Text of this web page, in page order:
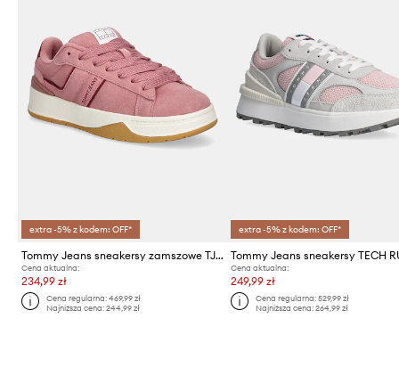
extra -5% z kodem: OFF*
Tommy Jeans sneakersy zamszowe TJW SKATE SNEAKER
Cena aktualna:
234,99 zł
Cena regularna:469,99 zł
Najniższa cena:244,99 zł
extra -5% z kodem: OFF*
Cena aktualna:
249,99 zł
Cena regularna: 529,99 zł
Najniższa cena: 264,99 zł